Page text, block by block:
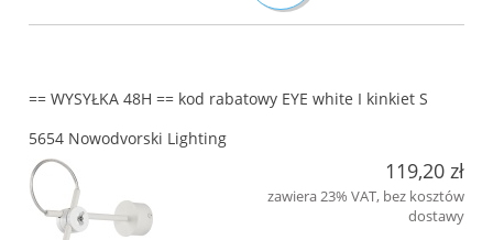
== WYSYŁKA 48H == kod rabatowy EYE white I kinkiet S
5654 Nowodvorski Lighting
119,20 zł
zawiera 23% VAT, bez kosztów
dostawy